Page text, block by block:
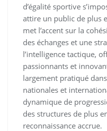
d’égalité sportive
attire un public de plus
met l’accent sur la
des échanges et une
l’intelligence tactique,
passionnants et
largement pratiqué
nationales et
dynamique de
des structures de plus
reconnaissance accrue.